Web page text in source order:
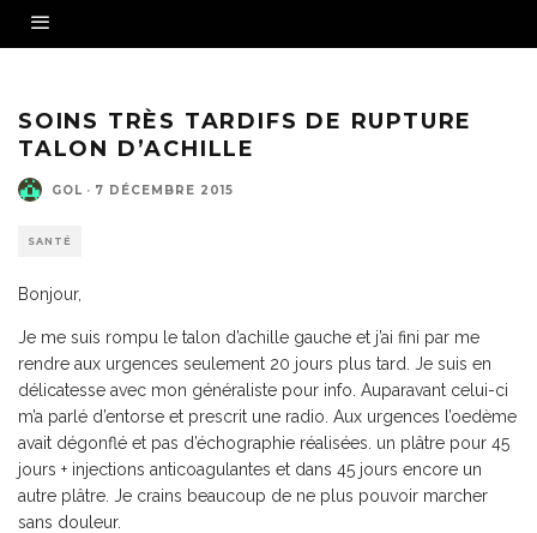
SOINS TRÈS TARDIFS DE RUPTURE
TALON D’ACHILLE
GOL · 7 DÉCEMBRE 2015
SANTÉ
Bonjour,
Je me suis rompu le talon d’achille gauche et j’ai fini par me
rendre aux urgences seulement 20 jours plus tard. Je suis en
délicatesse avec mon généraliste pour info. Auparavant celui-ci
m’a parlé d’entorse et prescrit une radio. Aux urgences l’oedème
avait dégonflé et pas d’échographie réalisées. un plâtre pour 45
jours + injections anticoagulantes et dans 45 jours encore un
autre plâtre. Je crains beaucoup de ne plus pouvoir marcher
sans douleur.